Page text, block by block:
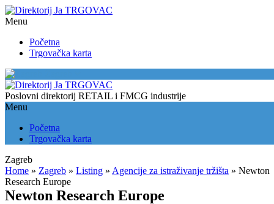
Menu
Početna
Trgovačka karta
Poslovni direktorij RETAIL i FMCG industrije
Menu
Početna
Trgovačka karta
Zagreb
Home » Zagreb » Listing » Agencije za istraživanje tržišta » Newton
Research Europe
Newton Research Europe